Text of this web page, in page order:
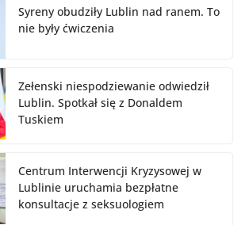
Syreny obudziły Lublin nad ranem. To
nie były ćwiczenia
Zełenski niespodziewanie odwiedził
Lublin. Spotkał się z Donaldem
Tuskiem
Centrum Interwencji Kryzysowej w
Lublinie uruchamia bezpłatne
konsultacje z seksuologiem